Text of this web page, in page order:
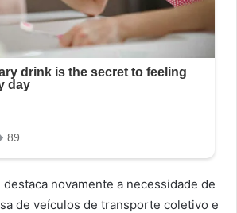
novamente a necessidade de
de veículos de transporte coletivo e